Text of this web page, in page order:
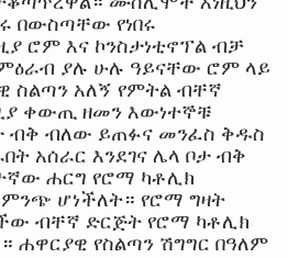
በውስጣቸው የነበሩ
ሮም እና ኮንስታነቲኖፕል ብቻ
ያሉ ሁሉ ዓይናቸው ሮም ላይ
ስልጣን አለኝ የምትል ብቸኛ
ቀውጢ ዘመን እውነተኞቹ
ብቅ ብለው ይጠፉና መንፈስ ቅዱስ
አሰራር እንደገና ሌላ ቦታ ብቅ
ሐርግ የሮማ ካቶሊክ
ሆነችለት። የሮማ ግዛት
ብቸኛ ድርጅት የሮማ ካቶሊክ
ሐዋርያዊ የስልጣን ሽግግር በዓለም